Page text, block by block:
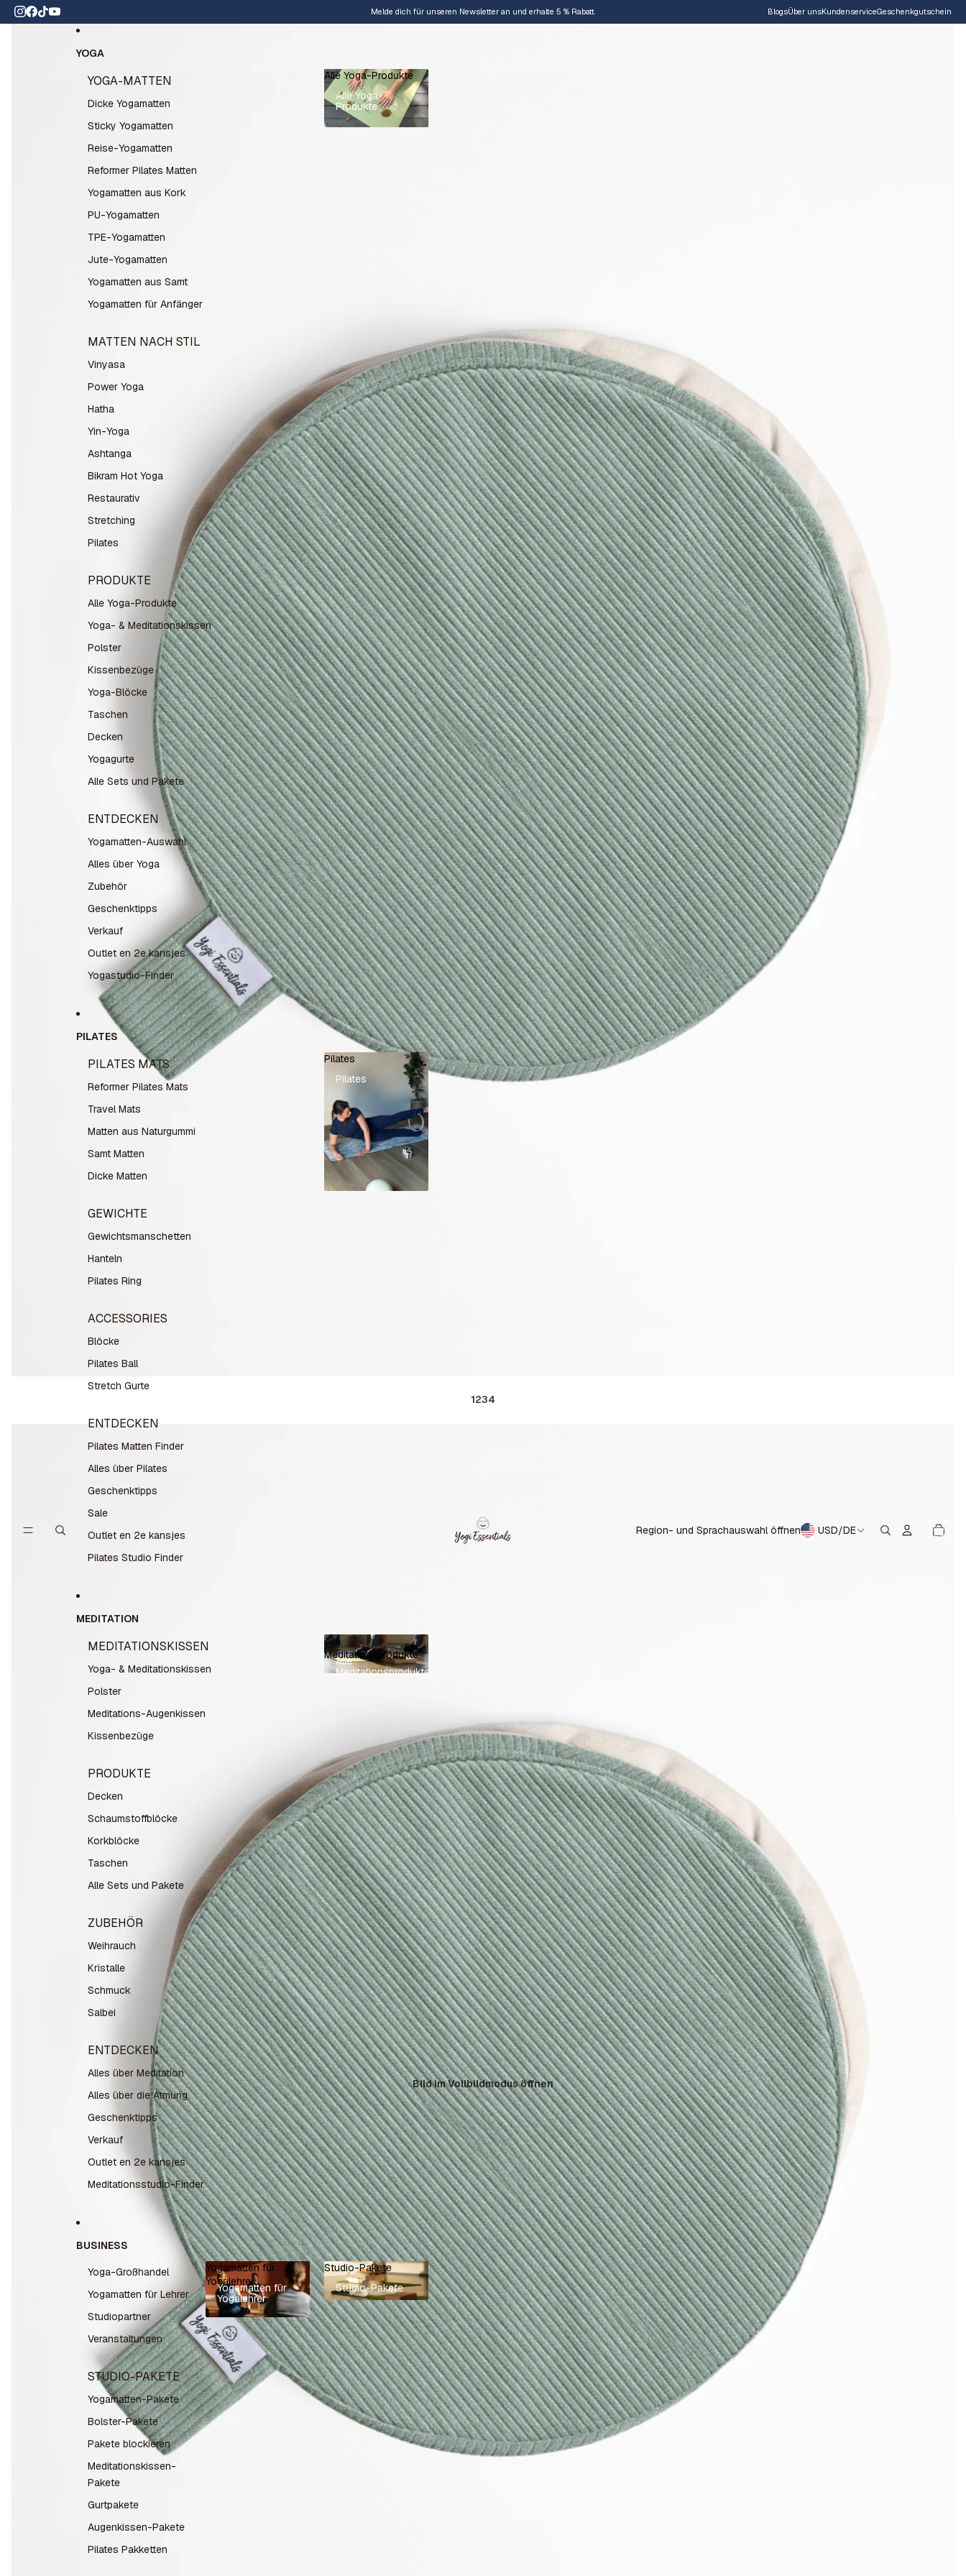
auf Trustpilot Melde dich für unseren Newsletter an und erhalte 5 % Rabatt. BlogsÜber unsKundenserviceGeschenkgutschein
YOGA
YOGA-MATTEN
Dicke Yogamatten
Sticky Yogamatten
Reise-Yogamatten
Reformer Pilates Matten
Yogamatten aus Kork
PU-Yogamatten
TPE-Yogamatten
Jute-Yogamatten
Yogamatten aus Samt
Yogamatten für Anfänger
MATTEN NACH STIL
Vinyasa
Power Yoga
Hatha
Yin-Yoga
Ashtanga
Bikram Hot Yoga
Restaurativ
Stretching
Pilates
PRODUKTE
Alle Yoga-Produkte
Yoga- & Meditationskissen
Polster
Kissenbezüge
Yoga-Blöcke
Taschen
Decken
Yogagurte
Alle Sets und Pakete
ENTDECKEN
Yogamatten-Auswahl
Alles über Yoga
Zubehör
Geschenktipps
Verkauf
Outlet en 2e kansjes
Yogastudio-Finder
Alle Yoga-Produkte
Alle Yoga-
Produkte
PILATES
PILATES MATS
Reformer Pilates Mats
Travel Mats
Matten aus Naturgummi
Samt Matten
Dicke Matten
GEWICHTE
Gewichtsmanschetten
Hanteln
Pilates Ring
ACCESSORIES
Blöcke
Pilates Ball
Stretch Gurte
ENTDECKEN
Pilates Matten Finder
Alles über Pilates
Geschenktipps
Sale
Outlet en 2e kansjes
Pilates Studio Finder
Pilates
Pilates
MEDITATION
MEDITATIONSKISSEN
Yoga- & Meditationskissen
Polster
Meditations-Augenkissen
Kissenbezüge
PRODUKTE
Decken
Schaumstoffblöcke
Korkblöcke
Taschen
Alle Sets und Pakete
ZUBEHÖR
Weihrauch
Kristalle
Schmuck
Salbei
ENTDECKEN
Alles über Meditation
Alles über die Atmung
Geschenktipps
Verkauf
Outlet en 2e kansjes
Meditationsstudio-Finder
Alle
Meditationsprodukte
Alle
Meditationsprodukte
BUSINESS
Yoga-Großhandel
Yogamatten für Lehrer
Studiopartner
Veranstaltungen
STUDIO-PAKETE
Yogamatten-Pakete
Bolster-Pakete
Pakete blockieren
Meditationskissen-
Pakete
Gurtpakete
Augenkissen-Pakete
Pilates Pakketten
Yogamatten für
Yogalehrer
Yogamatten für
Yogalehrer
Studio-Pakete
Studio-Pakete
Region- und Sprachauswahl öffnen USD/DE Warenkorb
insgesamt:
Zu Produktinformationen springen
1234
Bild im Vollbildmodus öffnen